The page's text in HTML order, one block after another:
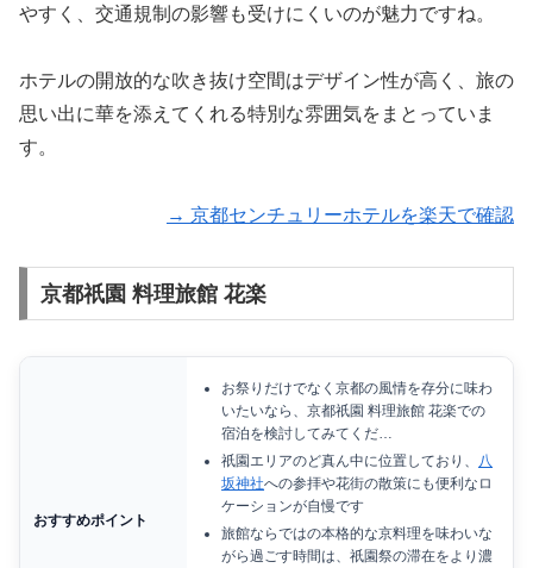
やすく、交通規制の影響も受けにくいのが魅力ですね。
ホテルの開放的な吹き抜け空間はデザイン性が高く、旅の
思い出に華を添えてくれる特別な雰囲気をまとっていま
す。
→ 京都センチュリーホテルを楽天で確認
京都祇園 料理旅館 花楽
おすすめポイント
お祭りだけでなく京都の風情を存分に味わ
いたいなら、京都祇園 料理旅館 花楽での
宿泊を検討してみてくだ…
祇園エリアのど真ん中に位置しており、
八
坂神社への参拝や花街の散策にも便利なロ
ケーションが自慢です
旅館ならではの本格的な京料理を味わいな
がら過ごす時間は、祇園祭の滞在をより濃